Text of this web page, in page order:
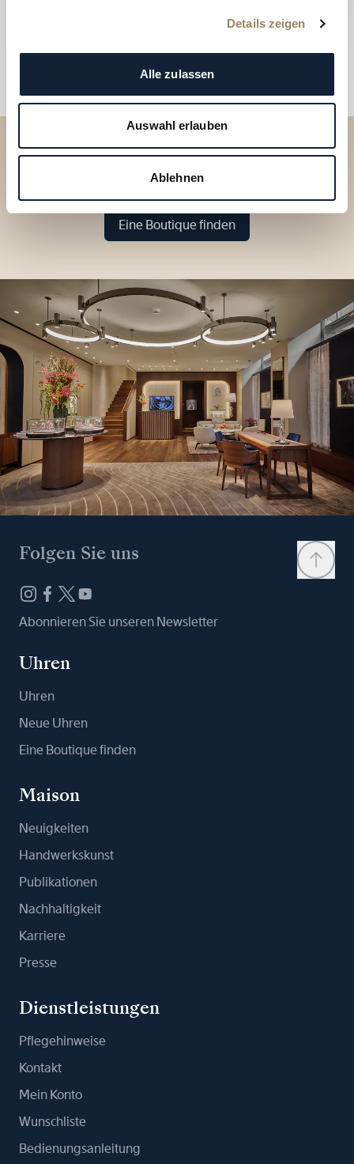
Details zeigen
Alle zulassen
Auswahl erlauben
Ablehnen
Entdecken Sie unsere
Kollektionen in der Boutique
Eine Boutique finden
Folgen Sie uns
Abonnieren Sie unseren Newsletter
Uhren
Uhren
Neue Uhren
Eine Boutique finden
Maison
Neuigkeiten
Handwerkskunst
Publikationen
Nachhaltigkeit
Karriere
Presse
Dienstleistungen
Pflegehinweise
Kontakt
Mein Konto
Wunschliste
Bedienungsanleitung